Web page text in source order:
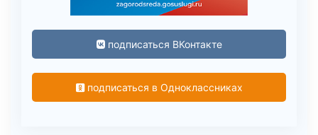
подписаться ВКонтакте
подписаться в Одноклассниках